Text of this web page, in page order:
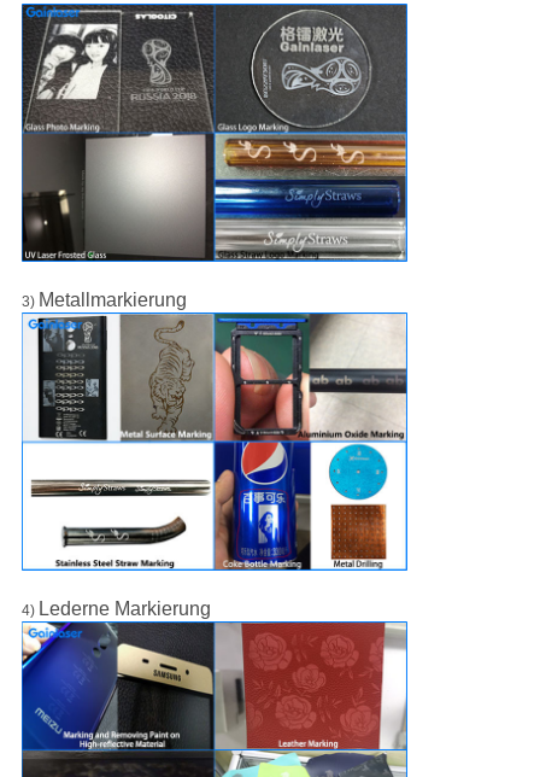
3) Metallmarkierung
4) Lederne Markierung